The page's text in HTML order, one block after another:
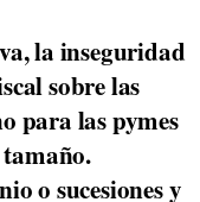
la inseguridad
sobre las
para las pymes
o sucesiones y